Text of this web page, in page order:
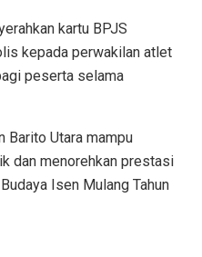
kartu BPJS
kepada perwakilan atlet
peserta selama
Barito Utara mampu
dan menorehkan prestasi
Isen Mulang Tahun